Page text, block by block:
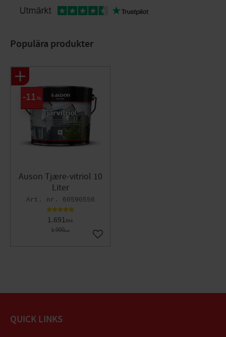
Populära produkter
Auson Tjære-vitriol 10
Liter
60590556
1.691DKK
1.900DKK
11 %
Gem som favorit
QUICK LINKS